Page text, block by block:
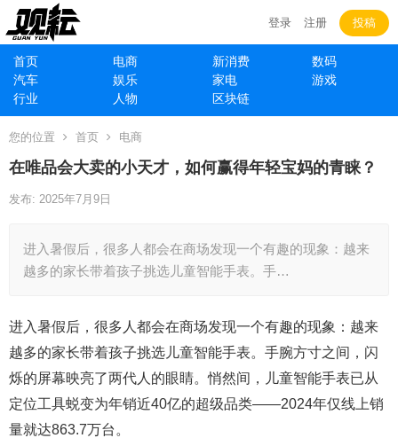
首页 电商 新消费
数码
汽车
娱乐 家电
游戏
行业
人物 区块链
登录 注册 投稿
您的位置 首页 电商
在唯品会大卖的小天才，如何赢得年轻宝妈的青睐？
发布: 2025年7月9日
进入暑假后，很多人都会在商场发现一个有趣的现象：越来
越多的家长带着孩子挑选儿童智能手表。手…
进入暑假后，很多人都会在商场发现一个有趣的现象：越来
越多的家长带着孩子挑选儿童智能手表。手腕方寸之间，闪
烁的屏幕映亮了两代人的眼睛。悄然间，儿童智能手表已从
定位工具蜕变为年销近40亿的超级品类——2024年仅线上销
量就达863.7万台。